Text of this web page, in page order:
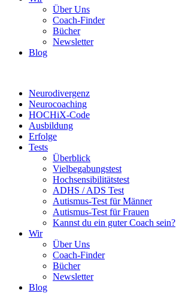
Über Uns
Coach-Finder
Bücher
Newsletter
Blog
Neurodivergenz
Neurocoaching
HOCHiX-Code
Ausbildung
Erfolge
Tests
Überblick
Vielbegabungstest
Hochsensibilitätstest
ADHS / ADS Test
Autismus-Test für Männer
Autismus-Test für Frauen
Kannst du ein guter Coach sein?
Wir
Über Uns
Coach-Finder
Bücher
Newsletter
Blog